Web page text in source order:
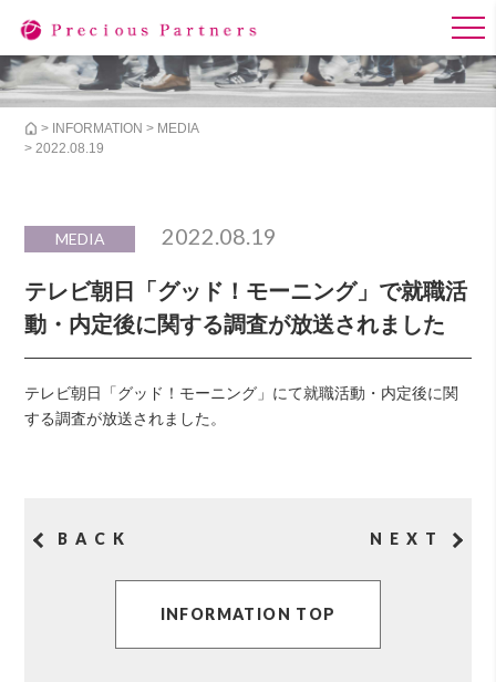
> INFORMATION > MEDIA
> 2022.08.19
MEDIA 2022.08.19
テレビ朝日「グッド！モーニング」で就職活
動・内定後に関する調査が放送されました
テレビ朝日「グッド！モーニング」にて就職活動・内定後に関
する調査が放送されました。
BACK NEXT
INFORMATION TOP